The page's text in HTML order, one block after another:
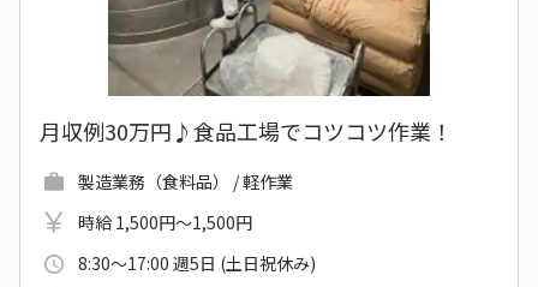
月収例30万円♪食品工場でコツコツ作業！
製造業務（食料品） / 軽作業
時給 1,500円～1,500円
8:30～17:00 週5日 (土日祝休み)